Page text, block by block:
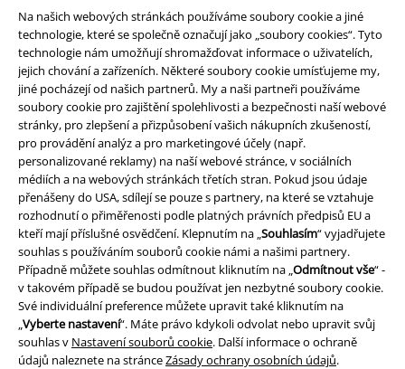
Na našich webových stránkách používáme soubory cookie a jiné
technologie, které se společně označují jako „soubory cookies“. Tyto
technologie nám umožňují shromažďovat informace o uživatelích,
jejich chování a zařízeních. Některé soubory cookie umísťujeme my,
jiné pocházejí od našich partnerů. My a naši partneři používáme
soubory cookie pro zajištění spolehlivosti a bezpečnosti naší webové
stránky, pro zlepšení a přizpůsobení vašich nákupních zkušeností,
pro provádění analýz a pro marketingové účely (např.
personalizované reklamy) na naší webové stránce, v sociálních
médiích a na webových stránkách třetích stran. Pokud jsou údaje
přenášeny do USA, sdílejí se pouze s partnery, na které se vztahuje
rozhodnutí o přiměřenosti podle platných právních předpisů EU a
kteří mají příslušné osvědčení. Klepnutím na „Souhlasím“ vyjadřujete
souhlas s používáním souborů cookie námi a našimi partnery.
Případně můžete souhlas odmítnout kliknutím na „Odmítnout vše“ -
v takovém případě se budou používat jen nezbytné soubory cookie.
Své individuální preference můžete upravit také kliknutím na
„Vyberte nastavení“. Máte právo kdykoli odvolat nebo upravit svůj
souhlas v Nastavení souborů cookie. Další informace o ochraně
údajů naleznete na stránceZásady ochrany osobních údajů.
Stáhněte si novou EMP aplikaci zdarma a využijte všechny nové
funkce a výhody!
A Warner Music Group Company